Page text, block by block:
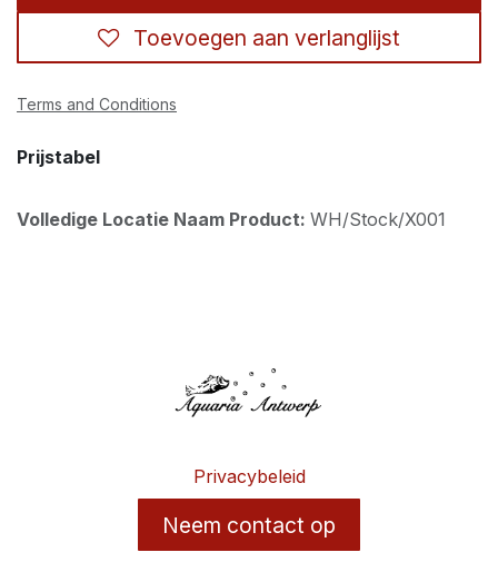
Toevoegen aan verlanglijst
Terms and Conditions
Prijstabel
Volledige Locatie Naam Product: WH/Stock/X001
Privacybeleid
Neem contact op